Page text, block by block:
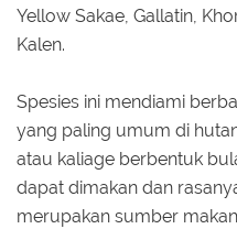
Yellow Sakae, Gallatin,
Kalen.
Spesies ini mendiami
yang paling umum di
atau kaliage berbentuk
dapat dimakan dan
merupakan sumber